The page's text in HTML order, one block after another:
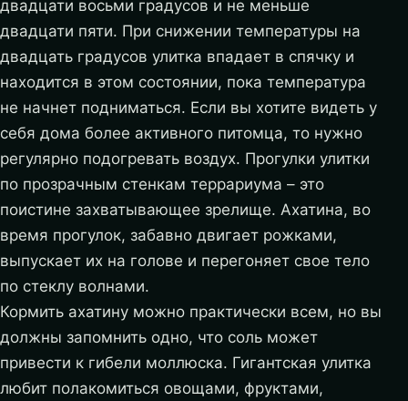
двадцати восьми градусов и не меньше
двадцати пяти. При снижении температуры на
двадцать градусов улитка впадает в спячку и
находится в этом состоянии, пока температура
не начнет подниматься. Если вы хотите видеть у
себя дома более активного питомца, то нужно
регулярно подогревать воздух. Прогулки улитки
по прозрачным стенкам террариума – это
поистине захватывающее зрелище. Ахатина, во
время прогулок, забавно двигает рожками,
выпускает их на голове и перегоняет свое тело
по стеклу волнами.
Кормить ахатину можно практически всем, но вы
должны запомнить одно, что соль может
привести к гибели моллюска. Гигантская улитка
любит полакомиться овощами, фруктами,